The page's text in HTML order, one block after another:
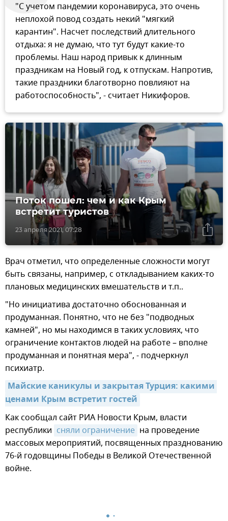
"С учетом пандемии коронавируса, это очень
неплохой повод создать некий "мягкий
карантин". Насчет последствий длительного
отдыха: я не думаю, что тут будут какие-то
проблемы. Наш народ привык к длинным
праздникам на Новый год, к отпускам. Напротив,
такие праздники благотворно повлияют на
работоспособность", - считает Никифоров.
23 апреля 2021, 07:28
Поток пошел: чем и как Крым
встретит туристов
Врач отметил, что определенные сложности могут
быть связаны, например, с откладыванием каких-то
плановых медицинских вмешательств и т.п..
"Но инициатива достаточно обоснованная и
продуманная. Понятно, что не без "подводных
камней", но мы находимся в таких условиях, что
ограничение контактов людей на работе – вполне
продуманная и понятная мера", - подчеркнул
психиатр.
Майские каникулы и закрытая Турция: какими
ценами Крым встретит гостей
Как сообщал сайт РИА Новости Крым, власти
республики сняли ограничение на проведение
массовых мероприятий, посвященных празднованию
76-й годовщины Победы в Великой Отечественной
войне.